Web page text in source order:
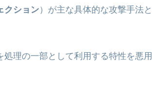
クション）が主な具体的な攻撃手法と
理の一部として利用する特性を悪用